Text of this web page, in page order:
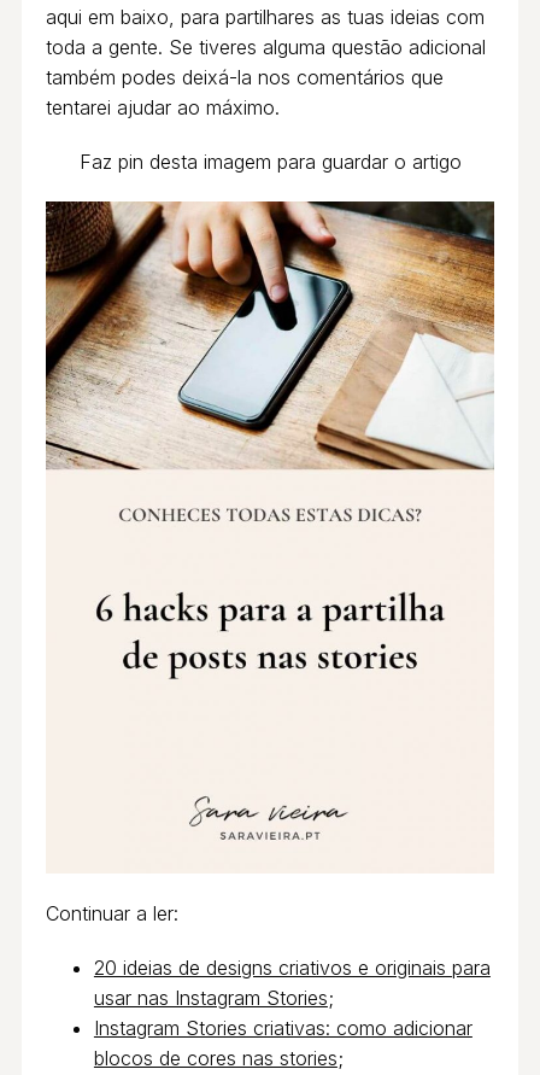
aqui em baixo, para partilhares as tuas ideias com
toda a gente. Se tiveres alguma questão adicional
também podes deixá-la nos comentários que
tentarei ajudar ao máximo.
Faz pin desta imagem para guardar o artigo
Continuar a ler:
20 ideias de designs criativos e originais para
usar nas Instagram Stories;
Instagram Stories criativas: como adicionar
blocos de cores nas stories;